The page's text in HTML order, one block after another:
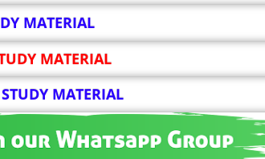
MATERIAL
MATERIAL
MATERIAL